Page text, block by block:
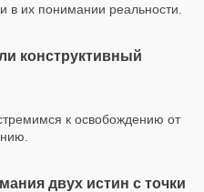
в их понимании реальности.
конструктивный
к освобождению от
двух истин с точки